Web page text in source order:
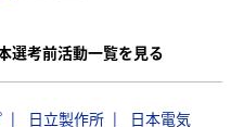
選考前活動一覧を見る
日立製作所
日本電気